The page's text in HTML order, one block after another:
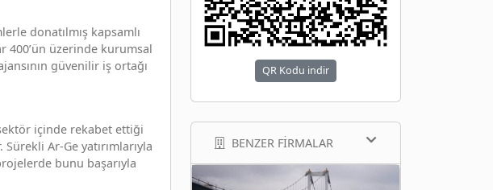
donatılmış kapsamlı
400’ün üzerinde kurumsal
güvenilir iş ortağı
içinde rekabet ettiği
Ar-Ge yatırımlarıyla
bunu başarıyla
QR Kodu indir
BENZER FIRMALAR